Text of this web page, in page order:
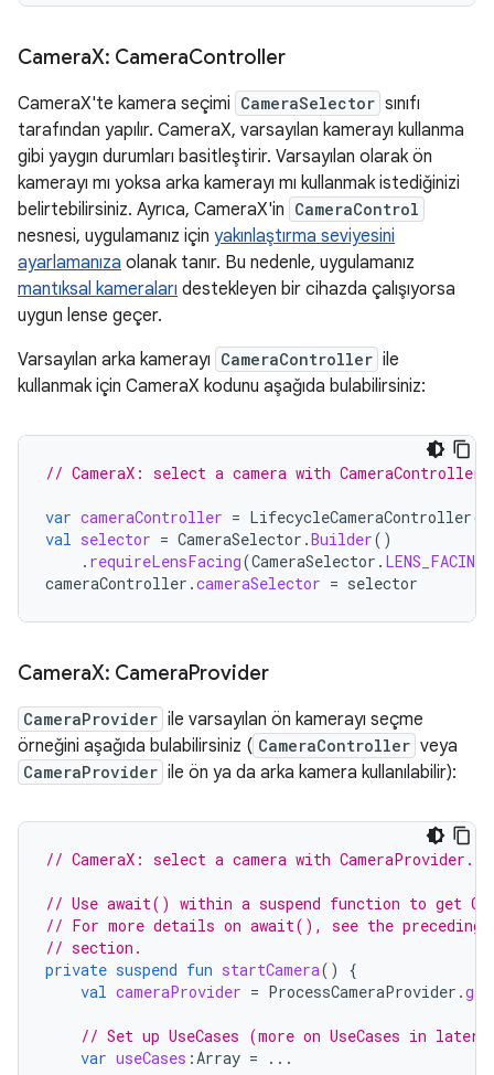
CameraX: CameraController
CameraX'te kamera seçimi CameraSelector sınıfı
tarafından yapılır. CameraX, varsayılan kamerayı kullanma
gibi yaygın durumları basitleştirir. Varsayılan olarak ön
kamerayı mı yoksa arka kamerayı mı kullanmak istediğinizi
belirtebilirsiniz. Ayrıca, CameraX'in CameraControl
nesnesi, uygulamanız için yakınlaştırma seviyesini
ayarlamanıza olanak tanır. Bu nedenle, uygulamanız
mantıksal kameraları destekleyen bir cihazda çalışıyorsa
uygun lense geçer.
Varsayılan arka kamerayı CameraController ile
kullanmak için CameraX kodunu aşağıda bulabilirsiniz:
// CameraX: select a camera with CameraController
var cameraController = LifecycleCameraController(
val selector = CameraSelector .Builder()
. requireLensFacing(CameraSelector .
cameraController .cameraSelector = selector
CameraX: CameraProvider
CameraProvider ile varsayılan ön kamerayı seçme
örneğini aşağıda bulabilirsiniz ( CameraController veya
CameraProvider ile ön ya da arka kamera kullanılabilir):
// CameraX: select a camera with CameraProvider.
// Use await() within a suspend function to get
// For more details on await(), see the preceding
// section.
private suspend fun startCamera()
{
val cameraProvider = ProcessCameraProvider .
// Set up UseCases (more on UseCases in later
var useCases :Array = ...